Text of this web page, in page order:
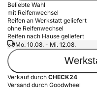
Beliebte Wahl
mit Reifenwechsel
Reifen an Werkstatt geliefert
ohne Reifenwechsel
Reifen nach Hause geliefert
Mo. 10.08. - Mi. 12.08.
Verkauf durch CHECK24
Versand durch Goodwheel